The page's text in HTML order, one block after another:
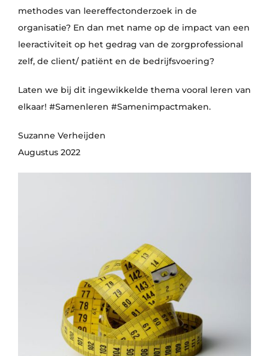
methodes van leereffectonderzoek in de
organisatie? En dan met name op de impact van een
leeractiviteit op het gedrag van de zorgprofessional
zelf, de client/ patiënt en de bedrijfsvoering?
Laten we bij dit ingewikkelde thema vooral leren van
elkaar! #Samenleren #Samenimpactmaken.
Suzanne Verheijden
Augustus 2022